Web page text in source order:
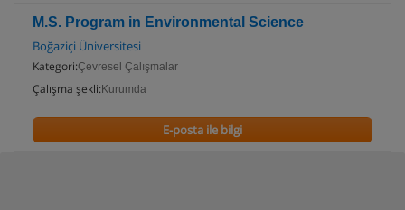
M.S. Program in Environmental Science
Boğaziçi Üniversitesi
Kategori:Çevresel Çalışmalar
Çalışma şekli: Kurumda
E-posta ile bilgi